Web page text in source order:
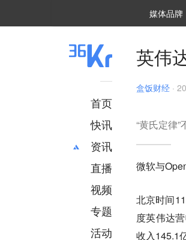
媒体品牌
首页
快讯
资讯
推荐
财经
项目推荐
安徽
直播
视频
专题
活动
英伟
盒饭财经 ·
“黄氏定律
微软与
北京时间
度英伟达
收入145.1